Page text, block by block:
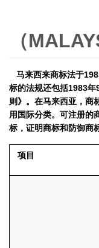
马来
（
马来西来商标法于
标的法规还包括1983年
则》。在马来西亚，商
用国际分类。可注册的
标，证明商标和防御商
项目